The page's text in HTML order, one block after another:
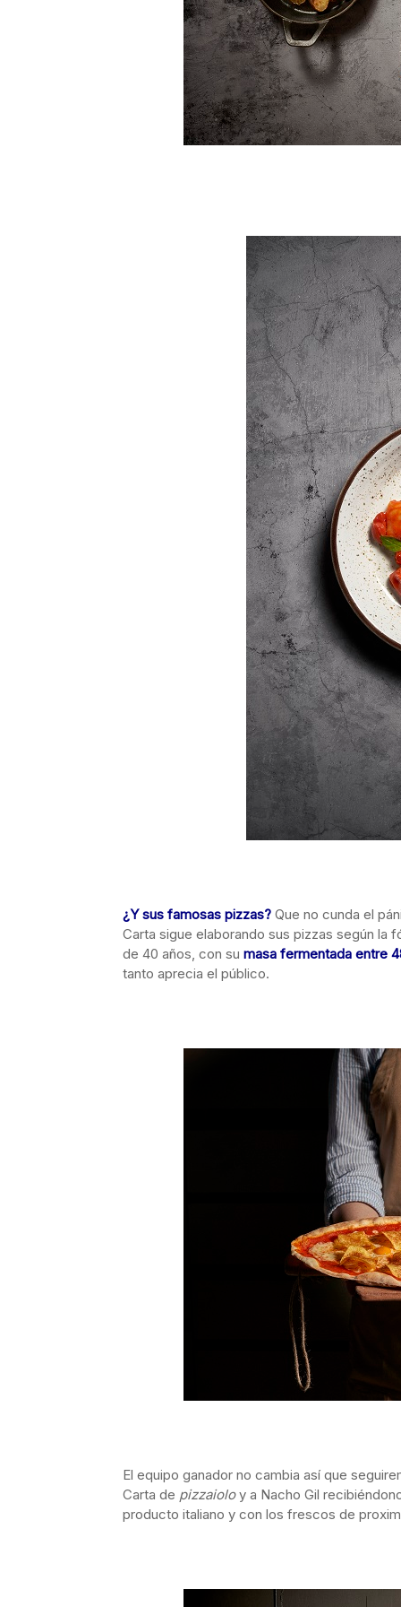
¿Y sus famosas pizzas? Que no cunda el
Carta sigue elaborando sus pizzas según la
de 40 años, con su masa fermentada entre
tanto aprecia el público.
El equipo ganador no cambia así que
Carta de pizzaioloy a Nacho Gil
producto italiano y con los frescos de